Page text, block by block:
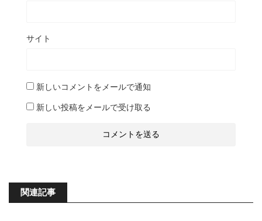
サイト
新しいコメントをメールで通知
新しい投稿をメールで受け取る
関連記事